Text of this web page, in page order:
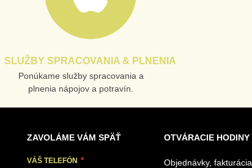
SLUŽBY SPRACOVANIA & PLNENIA
Ponúkame služby spracovania a
plnenia nápojov a potravín.
ZAVOLÁME VÁM SPÄŤ
VÁŠ TELEFÓN
OTVÁRACIE HODINY
Objednávky, fakturácia